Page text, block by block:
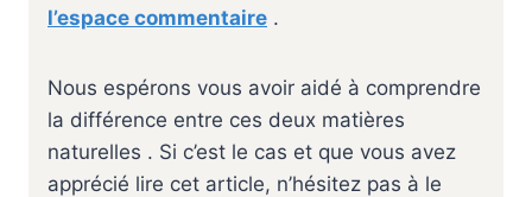
l’espace commentaire .
Nous espérons vous avoir aidé à comprendre
la différence entre ces deux matières
naturelles . Si c’est le cas et que vous avez
apprécié lire cet article, n’hésitez pas à le